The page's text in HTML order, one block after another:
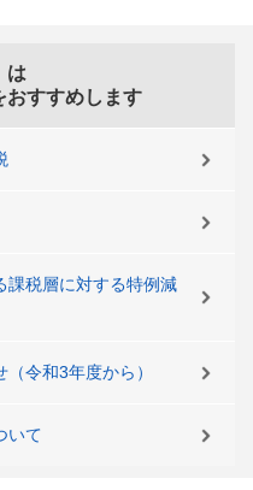
は
おすすめします
課税層に対する特例減
令和3年度から）
いて